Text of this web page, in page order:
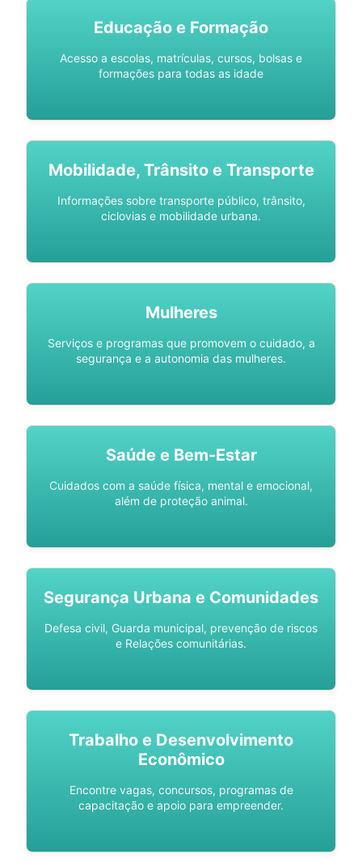
Educação e Formação
Acesso a escolas, matrículas, cursos, bolsas e
formações para todas as idade
Mobilidade, Trânsito e Transporte
Informações sobre transporte público, trânsito,
ciclovias e mobilidade urbana.
Mulheres
Serviços e programas que promovem o cuidado, a
segurança e a autonomia das mulheres.
Saúde e Bem-Estar
Cuidados com a saúde física, mental e emocional,
além de proteção animal.
Segurança Urbana e Comunidades
Defesa civil, Guarda municipal, prevenção de riscos
e Relações comunitárias.
Trabalho e Desenvolvimento
Econômico
Encontre vagas, concursos, programas de
capacitação e apoio para empreender.